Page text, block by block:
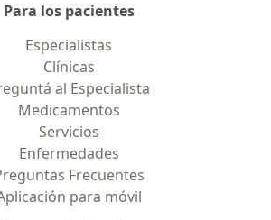
Para los pacientes
Especialistas
Clínicas
al Especialista
Medicamentos
Servicios
Enfermedades
Frecuentes
para móvil